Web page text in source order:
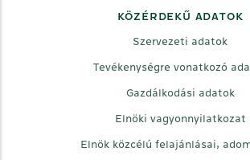
KÖZÉRDEKŰ ADATOK
Szervezeti adatok
Tevékenységre vonatkozó
Gazdálkodási adatok
Elnöki vagyonnyilatkozat
Elnök közcélú felajánlásai,